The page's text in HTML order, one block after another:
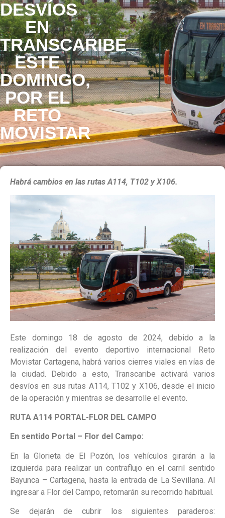
DESVÍOS
EN
TRANSCARIBE
ESTE
DOMINGO,
POR EL
RETO
MOVISTAR
Habrá cambios en las rutas A114, T102 y X106.
Este domingo 18 de agosto de 2024, debido a la
realización del evento deportivo internacional Reto
Movistar Cartagena, habrá varios cierres viales en vías de
la ciudad. Debido a esto, Transcaribe activará varios
desvíos en sus rutas A114, T102 y X106, desde el inicio
de la operación y mientras se desarrolle el evento.
RUTA A114 PORTAL-FLOR DEL CAMPO
En sentido Portal – Flor del Campo:
En la Glorieta de El Pozón, los vehículos girarán a la
izquierda para realizar un contraflujo en el carril sentido
Bayunca – Cartagena, hasta la entrada de La Sevillana. Al
ingresar a Flor del Campo, retomarán su recorrido habitual.
Se dejarán de cubrir los siguientes paraderos: